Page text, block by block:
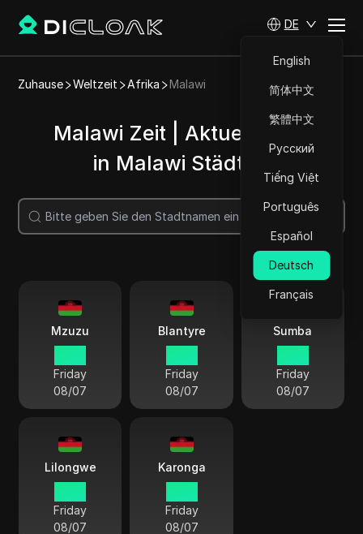
DE
English
简体中文
繁體中文
Русский
Tiếng Việt
Português
Español
Deutsch
Français
Zuhause Weltzeit Afrika Malawi
Malawi Zeit | Aktuelle Zeit
in Malawi Städten
Suche
Mzuzu
Friday
08/07
Blantyre
Friday
08/07
Sumba
Friday
08/07
Lilongwe
Friday
08/07
Karonga
Friday
08/07